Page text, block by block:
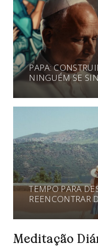
PAPA:
NINGUÉM SE
TEMPO PARA
REENCONTRAR
Meditação